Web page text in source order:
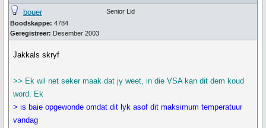
bouer
Boodskappe: 4784
Geregistreer: Desember 2003
Senior Lid
Jakkals skryf
>> Ek wil net seker maak dat jy weet, in die VSA kan dit dem koud
word. Ek
> is baie opgewonde omdat dit lyk asof dit maksimum temperatuur
vandag